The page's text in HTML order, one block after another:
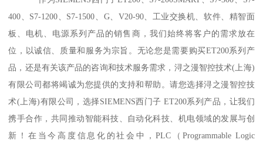
400、S7-1200、S7-1500、G、V20-90、工业交换机、软件、精智面
板、电机、电源系列产品的销售商，我们始终将客户的需求放在
位，以诚信、质量和服务为宗旨。无论您是需要购买ET200系列产
品，还是有关该产品的咨询和技术服务需求，浔之漫智控技术(上海)
有限公司都将竭诚为您提供的支持和帮助。请您选择浔之漫智控技
术(上海)有限公司，选择SIEMENS西门子 ET200系列产品，让我们
携手合作，共同推动智能科技、自动化科技、机电领域的发展与创
新！在当今高度信息化的社会中，PLC（Programmable Logic